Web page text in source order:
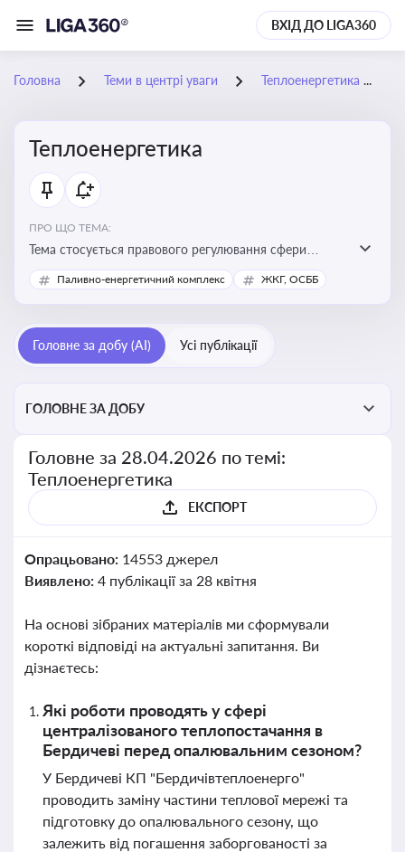
ВХІД ДО LIGA360
Головна Теми в центрі уваги Теплоенергетика
Теплоенергетика
ПРО ЩО ТЕМА:
Тема стосується правового регулювання сфери
теплопостачання в Україні, що є важливою для
енергетичної безпеки, економіки підприємств та
комунальних послуг
Паливно-енергетичний комплекс ЖКГ, ОСББ
Головне за добу (AI) Усі публікації
ГОЛОВНЕ ЗА ДОБУ
Головне за 28.04.2026 по темі:
Теплоенергетика
ЕКСПОРТ
Опрацьовано: 14553 джерел
Виявлено: 4 публікації за 28 квітня
На основі зібраних матеріалів ми сформували
короткі відповіді на актуальні запитання. Ви
дізнаєтесь:
Які роботи проводять у сфері
централізованого теплопостачання в
Бердичеві перед опалювальним сезоном?
У Бердичеві КП "Бердичівтеплоенерго"
проводить заміну частини теплової мережі та
підготовку до опалювального сезону, що
залежить від погашення заборгованості за